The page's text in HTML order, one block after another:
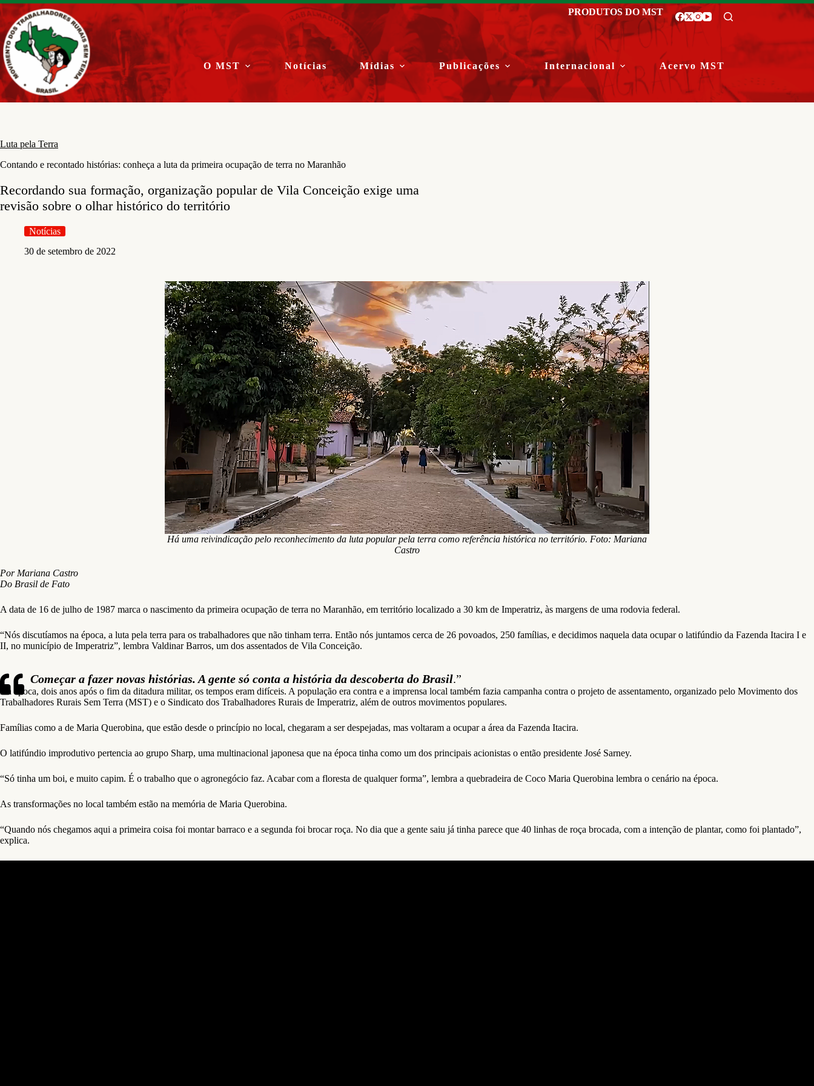
Pular
para
o
conteúdo
PRODUTOS DO MST
O MST Notícias Mídias Publicações Internacional Acervo MST
Luta pela Terra
Contando e recontado histórias: conheça a luta da primeira ocupação de terra no Maranhão
Recordando sua formação, organização popular de Vila Conceição exige uma
revisão sobre o olhar histórico do território
Notícias
30 de setembro de 2022
Há uma reivindicação pelo reconhecimento da luta popular pela terra como referência histórica no território. Foto: Mariana
Castro
Por Mariana Castro
Do Brasil de Fato
A data de 16 de julho de 1987 marca o nascimento da primeira ocupação de terra no Maranhão, em território localizado a 30 km de Imperatriz, às margens de uma rodovia federal.
“Nós discutíamos na época, a luta pela terra para os trabalhadores que não tinham terra. Então nós juntamos cerca de 26 povoados, 250 famílias, e decidimos naquela data ocupar o latifúndio da Fazenda Itacira I e
II, no município de Imperatriz”, lembra Valdinar Barros, um dos assentados de Vila Conceição.
Começar a fazer novas histórias. A gente só conta a história da descoberta do Brasil.”
Na época, dois anos após o fim da ditadura militar, os tempos eram difíceis. A população era contra e a imprensa local também fazia campanha contra o projeto de assentamento, organizado pelo Movimento dos
Trabalhadores Rurais Sem Terra (MST) e o Sindicato dos Trabalhadores Rurais de Imperatriz, além de outros movimentos populares.
Famílias como a de Maria Querobina, que estão desde o princípio no local, chegaram a ser despejadas, mas voltaram a ocupar a área da Fazenda Itacira.
O latifúndio improdutivo pertencia ao grupo Sharp, uma multinacional japonesa que na época tinha como um dos principais acionistas o então presidente José Sarney.
“Só tinha um boi, e muito capim. É o trabalho que o agronegócio faz. Acabar com a floresta de qualquer forma”, lembra a quebradeira de Coco Maria Querobina lembra o cenário na época.
As transformações no local também estão na memória de Maria Querobina.
“Quando nós chegamos aqui a primeira coisa foi montar barraco e a segunda foi brocar roça. No dia que a gente saiu já tinha parece que 40 linhas de roça brocada, com a intenção de plantar, como foi plantado”,
explica.